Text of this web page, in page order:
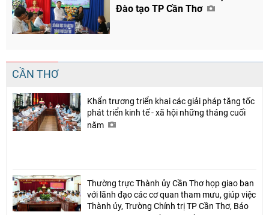
Đào tạo TP Cần Thơ
CẦN THƠ
Khẩn trương triển khai các giải pháp tăng tốc
phát triển kinh tế - xã hội những tháng cuối
năm
Thường trực Thành ủy Cần Thơ họp giao ban
với lãnh đạo các cơ quan tham mưu, giúp việc
Thành ủy, Trường Chính trị TP Cần Thơ, Báo